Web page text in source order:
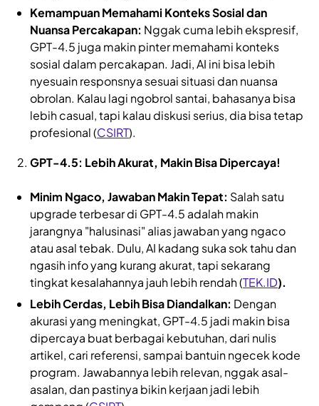
Kemampuan Memahami Konteks Sosial dan
Nuansa Percakapan: Nggak cuma lebih ekspresif,
GPT-4.5 juga makin pinter memahami konteks
sosial dalam percakapan. Jadi, AI ini bisa lebih
nyesuain responsnya sesuai situasi dan nuansa
obrolan. Kalau lagi ngobrol santai, bahasanya bisa
lebih casual, tapi kalau diskusi serius, dia bisa tetap
profesional (CSIRT).
GPT-4.5: Lebih Akurat, Makin Bisa Dipercaya!
Minim Ngaco, Jawaban Makin Tepat: Salah satu
upgrade terbesar di GPT-4.5 adalah makin
jarangnya "halusinasi" alias jawaban yang ngaco
atau asal tebak. Dulu, AI kadang suka sok tahu dan
ngasih info yang kurang akurat, tapi sekarang
tingkat kesalahannya jauh lebih rendah (TEK.ID).
Lebih Cerdas, Lebih Bisa Diandalkan: Dengan
akurasi yang meningkat, GPT-4.5 jadi makin bisa
dipercaya buat berbagai kebutuhan, dari nulis
artikel, cari referensi, sampai bantuin ngecek kode
program. Jawabannya lebih relevan, nggak asal-
asalan, dan pastinya bikin kerjaan jadi lebih